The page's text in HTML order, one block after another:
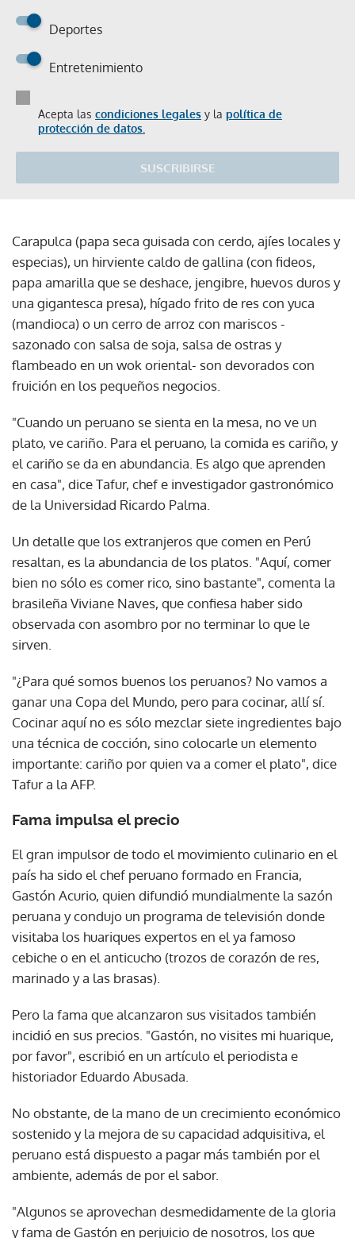
Deportes
Entretenimiento
Acepta las condiciones legales y la política de
protección de datos.
SUSCRIBIRSE
Carapulca (papa seca guisada con cerdo, ajíes locales y
especias), un hirviente caldo de gallina (con fideos,
papa amarilla que se deshace, jengibre, huevos duros y
una gigantesca presa), hígado frito de res con yuca
(mandioca) o un cerro de arroz con mariscos -
sazonado con salsa de soja, salsa de ostras y
flambeado en un wok oriental- son devorados con
fruición en los pequeños negocios.
"Cuando un peruano se sienta en la mesa, no ve un
plato, ve cariño. Para el peruano, la comida es cariño, y
el cariño se da en abundancia. Es algo que aprenden
en casa", dice Tafur, chef e investigador gastronómico
de la Universidad Ricardo Palma.
Un detalle que los extranjeros que comen en Perú
resaltan, es la abundancia de los platos. "Aquí, comer
bien no sólo es comer rico, sino bastante", comenta la
brasileña Viviane Naves, que confiesa haber sido
observada con asombro por no terminar lo que le
sirven.
"¿Para qué somos buenos los peruanos? No vamos a
ganar una Copa del Mundo, pero para cocinar, allí sí.
Cocinar aquí no es sólo mezclar siete ingredientes bajo
una técnica de cocción, sino colocarle un elemento
importante: cariño por quien va a comer el plato", dice
Tafur a la AFP.
Fama impulsa el precio
El gran impulsor de todo el movimiento culinario en el
país ha sido el chef peruano formado en Francia,
Gastón Acurio, quien difundió mundialmente la sazón
peruana y condujo un programa de televisión donde
visitaba los huariques expertos en el ya famoso
cebiche o en el anticucho (trozos de corazón de res,
marinado y a las brasas).
Pero la fama que alcanzaron sus visitados también
incidió en sus precios. "Gastón, no visites mi huarique,
por favor", escribió en un artículo el periodista e
historiador Eduardo Abusada.
No obstante, de la mano de un crecimiento económico
sostenido y la mejora de su capacidad adquisitiva, el
peruano está dispuesto a pagar más también por el
ambiente, además de por el sabor.
"Algunos se aprovechan desmedidamente de la gloria
y fama de Gastón en perjuicio de nosotros, los que